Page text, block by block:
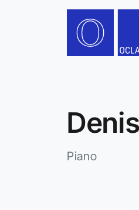
Piano